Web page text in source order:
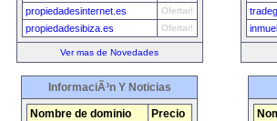
propiedadesinternet.es Ofertar!
propiedadesibiza.es Ofertar!
Ver mas de Novedades
InformaciÃ³n Y Noticias
Nombre de dominio Precio